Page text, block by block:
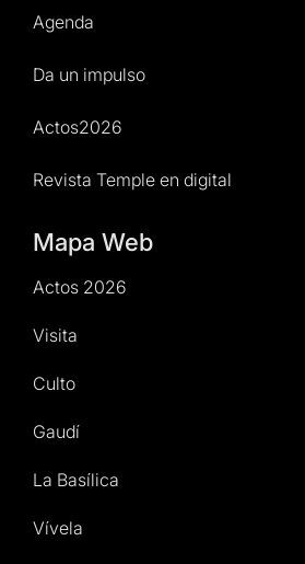
Agenda
Da un impulso
Actos2026
Revista Temple en digital
Mapa Web
Actos 2026
Visita
Culto
Gaudí
La Basílica
Vívela